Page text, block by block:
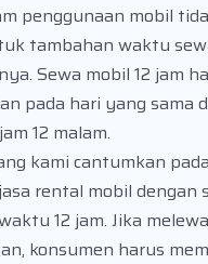
penggunaan mobil
tambahan waktu
Sewa mobil 12 jam
pada hari yang sama
12 malam.
kami cantumkan
rental mobil dengan
12 jam. Jika
konsumen harus